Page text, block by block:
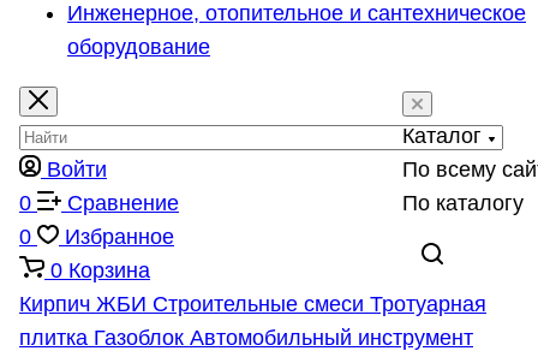
Инженерное, отопительное и сантехническое
оборудование
Каталог
По всему
По каталогу
Войти
0
Сравнение
0
Избранное
0 Корзина
Кирпич ЖБИ Строительные смеси Тротуарная
плитка Газоблок Автомобильный инструмент